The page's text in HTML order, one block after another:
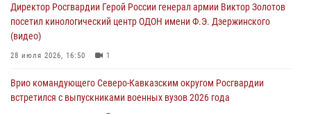
05 августа 2026, 12:40
Росгвардейцы приняли участие в акции «Волна памяти»,
посвящённой 83‑й годовщине освобождения Белгорода от
05 августа 2026, 12:13 1
Директор Росгвардии Герой России генерал армии Виктор Золотов
посетил кинологический центр ОДОН имени Ф.Э. Дзержинского
(видео)
28 июля 2026, 16:50 1
Врио командующего Северо-Кавказским округом Росгвардии
встретился с выпускниками военных вузов 2026 года